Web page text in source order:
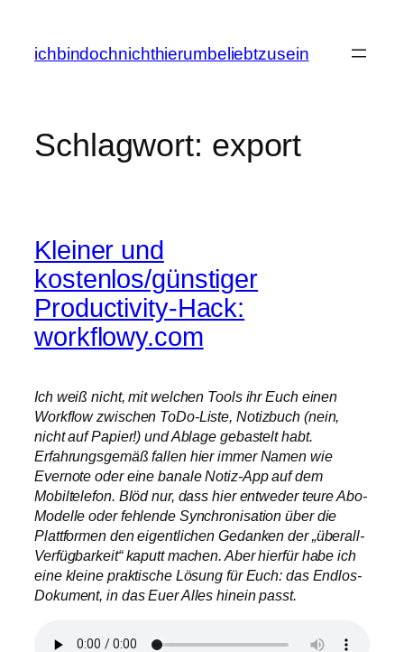
springen
ichbindochnichthierumbeliebtzusein
Schlagwort: export
Kleiner und
kostenlos/günstiger
Productivity-Hack:
workflowy.com
Ich weiß nicht, mit welchen Tools ihr Euch einen
Workflow zwischen ToDo-Liste, Notizbuch (nein,
nicht auf Papier!) und Ablage gebastelt habt.
Erfahrungsgemäß fallen hier immer Namen wie
Evernote oder eine banale Notiz-App auf dem
Mobiltelefon. Blöd nur, dass hier entweder teure Abo-
Modelle oder fehlende Synchronisation über die
Plattformen den eigentlichen Gedanken der „überall-
Verfügbarkeit“ kaputt machen. Aber hierfür habe ich
eine kleine praktische Lösung für Euch: das Endlos-
Dokument, in das Euer Alles hinein passt.